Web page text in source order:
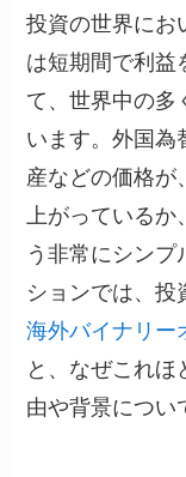
投資の世界にお
は短期間で利益
て、世界中の多
います。外国為
産などの価格が
上がっている
う非常にシンプ
ションでは、投
海外バイナリー
と、なぜこれほ
由や背景につい